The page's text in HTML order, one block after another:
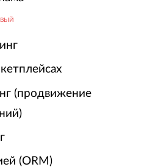
(продвижение
(ORM)